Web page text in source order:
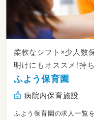
柔軟なシフト×少人数
明けにもオススメ！持
ふよう保育園
病院内保育施設
ふよう保育園の求人一覧